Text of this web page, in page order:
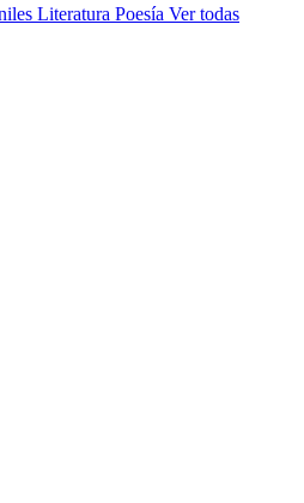
Literatura Poesía Ver todas